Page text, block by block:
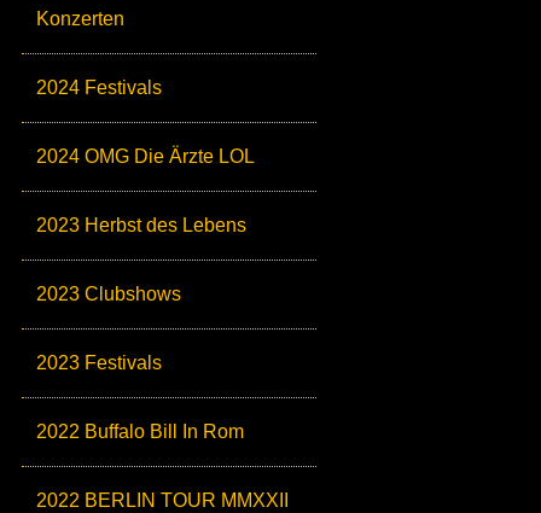
Konzerten
2024 Festivals
2024 OMG Die Ärzte LOL
2023 Herbst des Lebens
2023 Clubshows
2023 Festivals
2022 Buffalo Bill In Rom
2022 BERLIN TOUR MMXXII